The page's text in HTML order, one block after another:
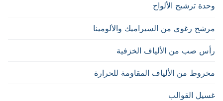
وحدة ترشيح الألواح
مرشح رغوي من السيراميك والألومينا
رأس صب من الألياف الخزفية
مخروط من الألياف المقاومة للحرارة
غسيل القوالب